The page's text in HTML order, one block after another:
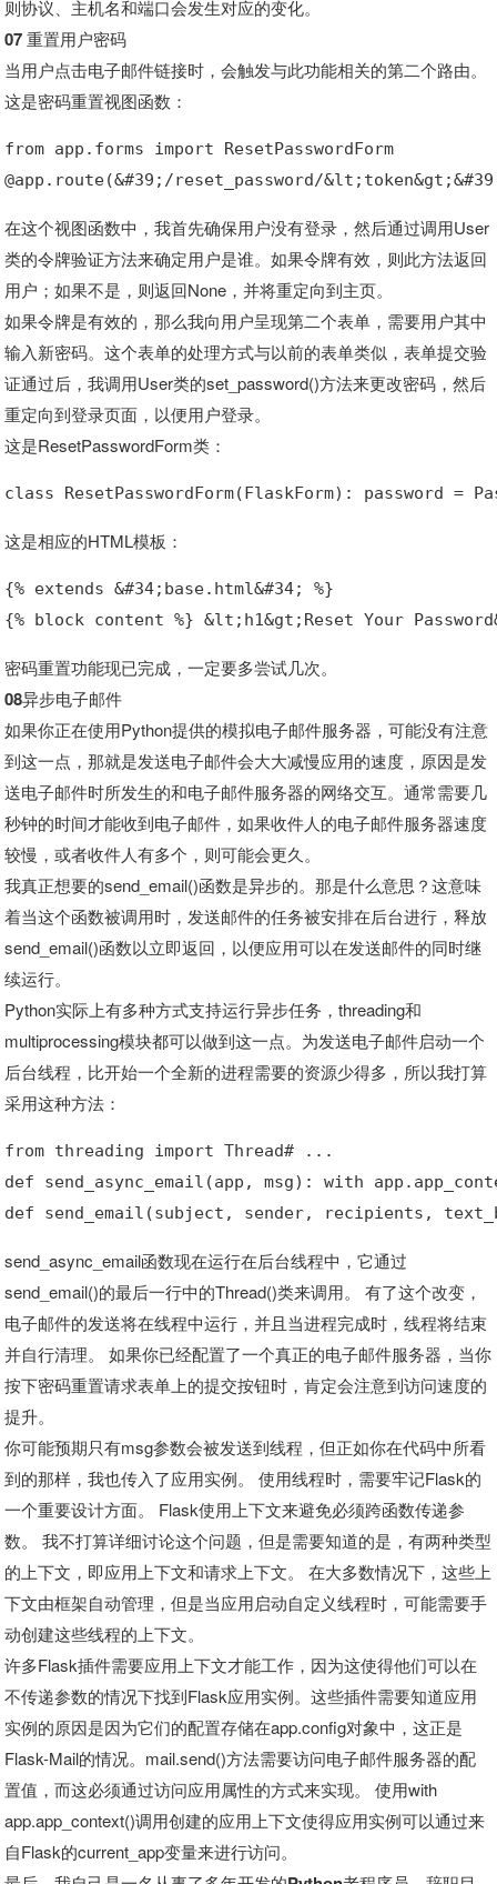
则协议、主机名和端口会发生对应的变化。
07 重置用户密码
当用户点击电子邮件链接时，会触发与此功能相关的第二个路由。
这是密码重置视图函数：
from app.forms import ResetPasswordForm
@app.route(&#39;/reset_password/
在这个视图函数中，我首先确保用户没有登录，然后通过调用User
类的令牌验证方法来确定用户是谁。如果令牌有效，则此方法返回
用户；如果不是，则返回None，并将重定向到主页。
如果令牌是有效的，那么我向用户呈现第二个表单，需要用户其中
输入新密码。这个表单的处理方式与以前的表单类似，表单提交验
证通过后，我调用User类的set_password()方法来更改密码，然后
重定向到登录页面，以便用户登录。
这是ResetPasswordForm类：
class ResetPasswordForm(FlaskForm): password =
这是相应的HTML模板：
{% extends &#34;base.html&#34; %}
{% block content %} &lt;h1&gt;Reset Your
密码重置功能现已完成，一定要多尝试几次。
08异步电子邮件
如果你正在使用Python提供的模拟电子邮件服务器，可能没有注意
到这一点，那就是发送电子邮件会大大减慢应用的速度，原因是发
送电子邮件时所发生的和电子邮件服务器的网络交互。通常需要几
秒钟的时间才能收到电子邮件，如果收件人的电子邮件服务器速度
较慢，或者收件人有多个，则可能会更久。
我真正想要的send_email()函数是异步的。那是什么意思？这意味
着当这个函数被调用时，发送邮件的任务被安排在后台进行，释放
send_email()函数以立即返回，以便应用可以在发送邮件的同时继
续运行。
Python实际上有多种方式支持运行异步任务，threading和
multiprocessing模块都可以做到这一点。为发送电子邮件启动一个
后台线程，比开始一个全新的进程需要的资源少得多，所以我打算
采用这种方法：
from threading import Thread# ...
def send_async_email(app, msg): with
def send_email(subject, sender, recipients,
send_async_email函数现在运行在后台线程中，它通过
send_email()的最后一行中的Thread()类来调用。 有了这个改变，
电子邮件的发送将在线程中运行，并且当进程完成时，线程将结束
并自行清理。 如果你已经配置了一个真正的电子邮件服务器，当你
按下密码重置请求表单上的提交按钮时，肯定会注意到访问速度的
提升。
你可能预期只有msg参数会被发送到线程，但正如你在代码中所看
到的那样，我也传入了应用实例。 使用线程时，需要牢记Flask的
一个重要设计方面。 Flask使用上下文来避免必须跨函数传递参
数。 我不打算详细讨论这个问题，但是需要知道的是，有两种类型
的上下文，即应用上下文和请求上下文。 在大多数情况下，这些上
下文由框架自动管理，但是当应用启动自定义线程时，可能需要手
动创建这些线程的上下文。
许多Flask插件需要应用上下文才能工作，因为这使得他们可以在
不传递参数的情况下找到Flask应用实例。这些插件需要知道应用
实例的原因是因为它们的配置存储在app.config对象中，这正是
Flask-Mail的情况。mail.send()方法需要访问电子邮件服务器的配
置值，而这必须通过访问应用属性的方式来实现。 使用with
app.app_context()调用创建的应用上下文使得应用实例可以通过来
自Flask的current_app变量来进行访问。